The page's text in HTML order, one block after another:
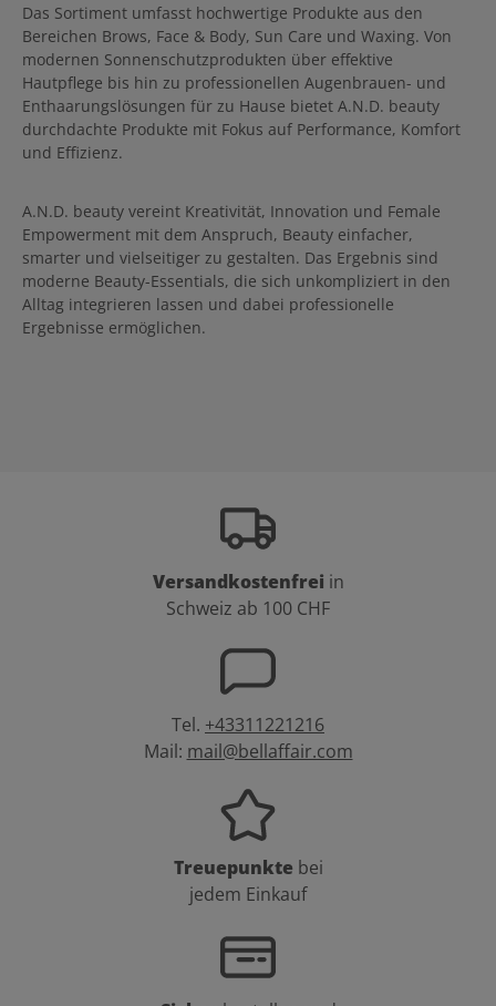
Das Sortiment umfasst hochwertige Produkte aus den
Bereichen Brows, Face & Body, Sun Care und Waxing. Von
modernen Sonnenschutzprodukten über effektive
Hautpflege bis hin zu professionellen Augenbrauen- und
Enthaarungslösungen für zu Hause bietet A.N.D. beauty
durchdachte Produkte mit Fokus auf Performance, Komfort
und Effizienz.
A.N.D. beauty vereint Kreativität, Innovation und Female
Empowerment mit dem Anspruch, Beauty einfacher,
smarter und vielseitiger zu gestalten. Das Ergebnis sind
moderne Beauty-Essentials, die sich unkompliziert in den
Alltag integrieren lassen und dabei professionelle
Ergebnisse ermöglichen.
Versandkostenfrei in
Schweiz ab 100 CHF
Tel. +43311221216
Mail: mail@bellaffair.com
Treuepunkte bei
jedem Einkauf